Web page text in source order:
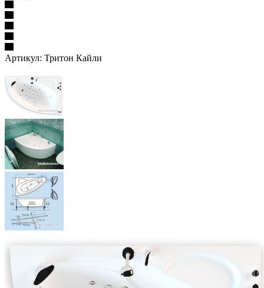
Артикул: Тритон Кайли